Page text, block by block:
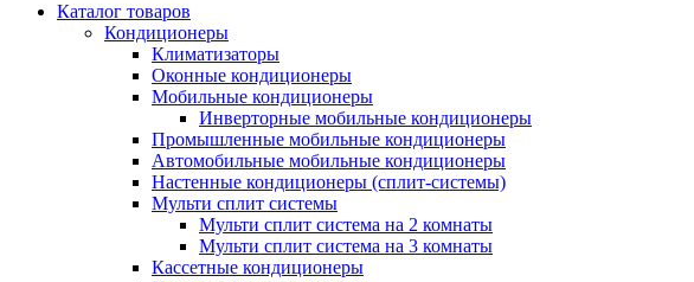
Каталог товаров
Кондиционеры
Климатизаторы
Оконные кондиционеры
Мобильные кондиционеры
Инверторные мобильные кондиционеры
Промышленные мобильные кондиционеры
Автомобильные мобильные кондиционеры
Настенные кондиционеры (сплит-системы)
Мульти сплит системы
Мульти сплит система на 2 комнаты
Мульти сплит система на 3 комнаты
Кассетные кондиционеры